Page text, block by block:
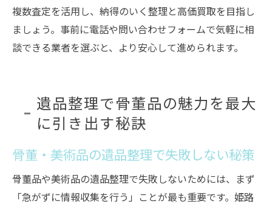
複数査定を活用し、納得のいく整理と高価買取を目指し
ましょう。事前に電話や問い合わせフォームで気軽に相
談できる業者を選ぶと、より安心して進められます。
遺品整理で骨董品の魅力を最大
に引き出す秘訣
骨董・美術品の遺品整理で失敗しない秘策
骨董品や美術品の遺品整理で失敗しないためには、まず
「急がずに情報収集を行う」ことが最も重要です。姫路